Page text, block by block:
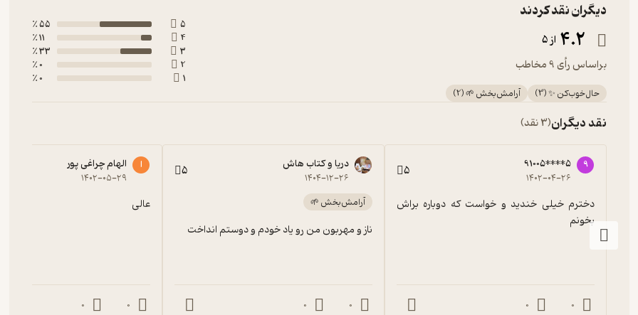
دیگران نقد کردند
4.2 از 5
براساس رأی 9 مخاطب
حال‌خوب‌کن ✨(
3
) آرامش‌بخش 🌱(
2
)
5
55 ٪
4
11 ٪
3
33 ٪
2
0 ٪
1
0 ٪
نقد دیگران(3 نقد)
9
91005****5
۱۴۰۲-۰۴-۲۶ 5
بخونم
0
0
دریا و کتاب هاش
۱۴۰۴-۱۲-۲۶ 5
آرامش‌بخش 🌱
ناز و مهربون من رو یاد خودم و دوستم انداخت
0
0
ا الهام چراغی پور
۱۴۰۲-۰۵-۲۹
عالی
0
0